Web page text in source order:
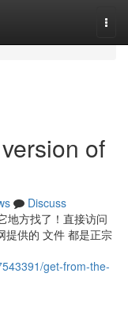
of
Discuss
地方找了！直接访问
提供的 文件 都是正宗
get-from-the-